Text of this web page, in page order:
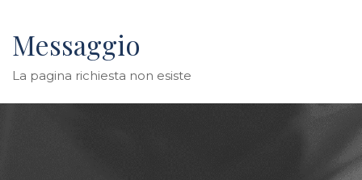
Messaggio
La pagina richiesta non esiste